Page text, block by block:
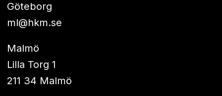
Göteborg
ml@hkm.se
Malmö
Lilla Torg 1
211 34 Malmö